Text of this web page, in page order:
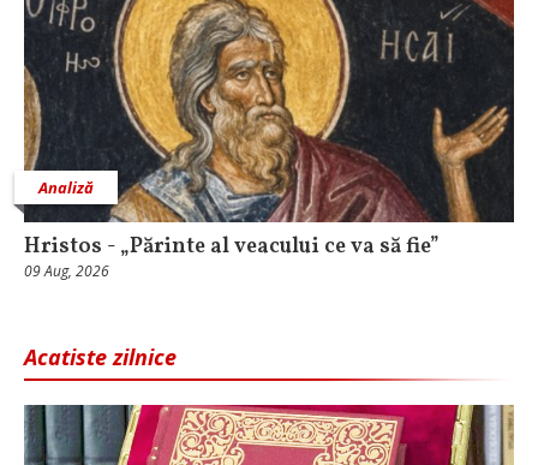
Analiză
Hristos - „Părinte al veacului ce va să fie”
09 Aug, 2026
Acatiste zilnice